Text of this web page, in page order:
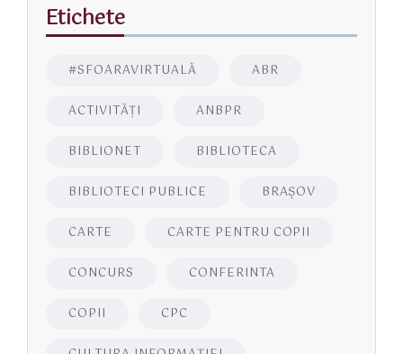
Etichete
#SFOARAVIRTUALĂ ABR
ACTIVITĂŢI ANBPR
BIBLIONET BIBLIOTECA
BIBLIOTECI PUBLICE BRAŞOV
CARTE CARTE PENTRU COPII
CONCURS CONFERINTA
COPII CPC